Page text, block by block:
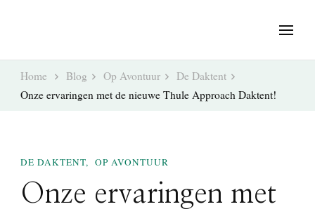
Home Blog Op Avontuur
De Daktent
Onze ervaringen met de nieuwe Thule Approach Daktent!
DE DAKTENT OP AVONTUUR
Onze ervaringen met